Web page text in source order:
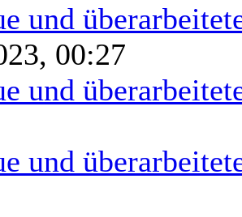
und
00:27
und
und